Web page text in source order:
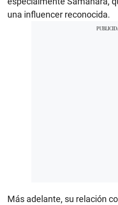
una influencer reconocida.
Más adelante, su relación